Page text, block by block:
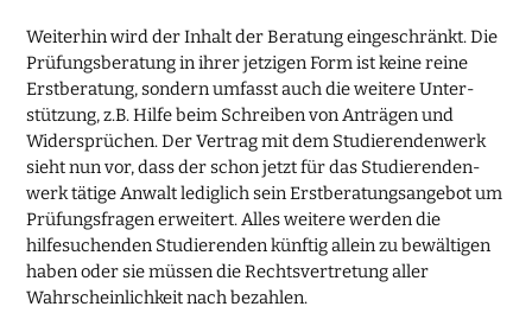
Weiterhin wird der Inhalt der Beratung eingeschränkt. Die
Prüfungsberatung in ihrer jetzigen Form ist keine reine
Erstberatung, sondern umfasst auch die weitere Unter­
stützung, z.B. Hilfe beim Schreiben von Anträgen und
Widersprüchen. Der Vertrag mit dem Studierendenwerk
sieht nun vor, dass der schon jetzt für das Studieren­den­
werk tätige Anwalt lediglich sein Erstberatungsangebot um
Prüfungsfragen erweitert. Alles weitere werden die
hilfesuchenden Studierenden künftig allein zu bewältigen
haben oder sie müssen die Rechtsvertretung aller
Wahrscheinlichkeit nach bezahlen.